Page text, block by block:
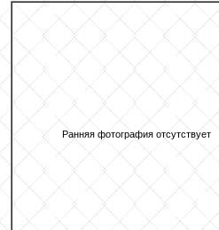
Ранняя фотография отсутствует